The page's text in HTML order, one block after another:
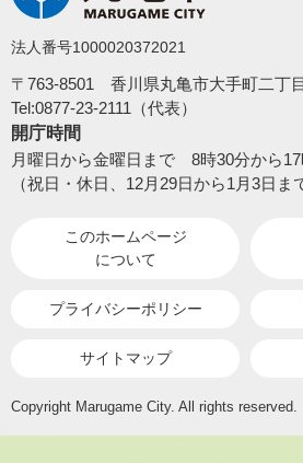
法人番号1000020372021
〒763-8501 香川県丸亀市大手町二丁
Tel:0877-23-2111（代表）
開庁時間
月曜日から金曜日まで 8時30分から
（祝日・休日、12月29日から1月3日ま
このホームページ
について
プライバシーポリシー
サイトマップ
Copyright Marugame City. All rights reserved.